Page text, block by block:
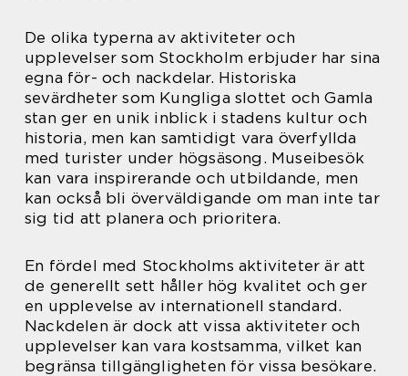
De olika typerna av aktiviteter och
upplevelser som Stockholm erbjuder har sina
egna för- och nackdelar. Historiska
sevärdheter som Kungliga slottet och Gamla
stan ger en unik inblick i stadens kultur och
historia, men kan samtidigt vara överfyllda
med turister under högsäsong. Museibesök
kan vara inspirerande och utbildande, men
kan också bli överväldigande om man inte tar
sig tid att planera och prioritera.
En fördel med Stockholms aktiviteter är att
de generellt sett håller hög kvalitet och ger
en upplevelse av internationell standard.
Nackdelen är dock att vissa aktiviteter och
upplevelser kan vara kostsamma, vilket kan
begränsa tillgängligheten för vissa besökare.